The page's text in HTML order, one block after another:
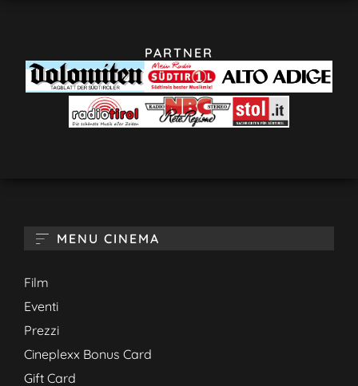
PARTNER
MENU CINEMA
Film
Eventi
Prezzi
Cineplexx Bonus Card
Gift Card